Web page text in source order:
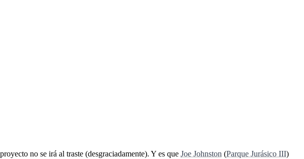
no se irá al traste (desgraciadamente). Y es que Joe Johnston (Parque Jurásico III)